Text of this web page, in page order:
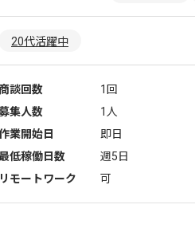
20代活躍中
談回数
1回
集人数
1人
業開始日
即日
低稼働日数
週5日
リモートワーク
可